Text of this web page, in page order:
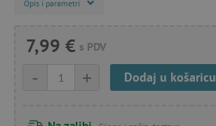
Opis i parametri
7,99 € s PDV
+
- Dodaj u košaricu